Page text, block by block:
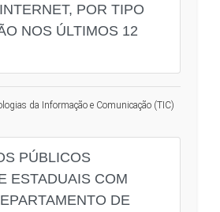
POR TIPO
NOS ÚLTIMOS 12
da Informação e Comunicação (TIC)
PÚBLICOS
ESTADUAIS COM
DE